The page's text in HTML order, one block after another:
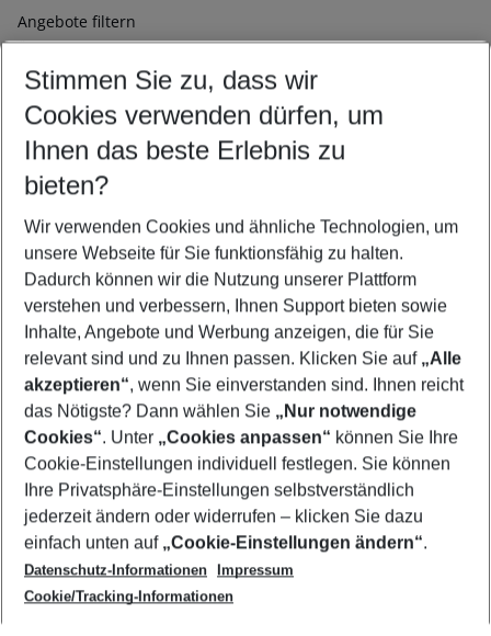
Angebote filtern
Ändern Sie Ihre Kriterien nach Ihren Wünschen
Abflughafen wählen
Beliebiger Abflughafen
Reisezeitraum wählen
09.08.26– 07.08.27 5-8 Nächte
2 Erwachsene Keine Kinder
Mehr Filter anzeigen
Footer
Footer navigation
Über uns
AGB
Cookie-Einstellungen ändern
Cookie-Richtlinie
Datenschutz
Service & Hilfe
Barrierefreies Reisen
Check-in
Folgen Sie uns
Stimmen Sie zu, dass wir
Cookies verwenden dürfen, um
Ihnen das beste Erlebnis zu
bieten?
Wir verwenden Cookies und ähnliche Technologien, um
unsere Webseite für Sie funktionsfähig zu halten.
Dadurch können wir die Nutzung unserer Plattform
verstehen und verbessern, Ihnen Support bieten sowie
Inhalte, Angebote und Werbung anzeigen, die für Sie
relevant sind und zu Ihnen passen. Klicken Sie auf „Alle
akzeptieren“, wenn Sie einverstanden sind. Ihnen reicht
das Nötigste? Dann wählen Sie „Nur notwendige
Cookies“. Unter „Cookies anpassen“ können Sie Ihre
Cookie-Einstellungen individuell festlegen. Sie können
Ihre Privatsphäre-Einstellungen selbstverständlich
jederzeit ändern oder widerrufen – klicken Sie dazu
einfach unten auf „Cookie-Einstellungen ändern“.
Datenschutz-Informationen
Impressum
Cookie/Tracking-Informationen